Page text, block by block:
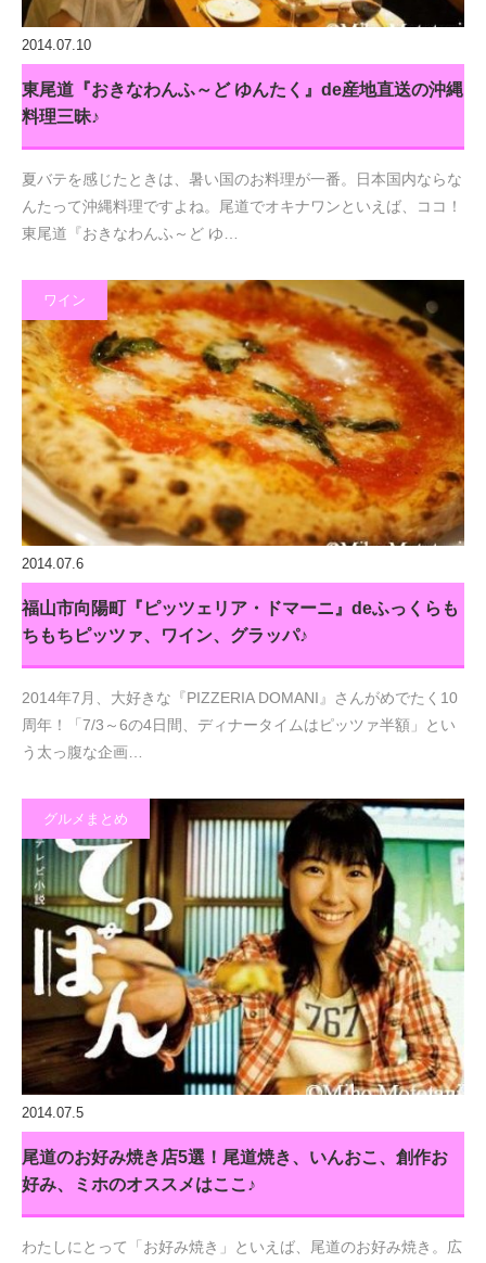
2014.07.10
東尾道『おきなわんふ～ど ゆんたく』de産地直送の沖縄
料理三昧♪
夏バテを感じたときは、暑い国のお料理が一番。日本国内ならな
んたって沖縄料理ですよね。尾道でオキナワンといえば、ココ！
東尾道『おきなわんふ～ど ゆ…
ワイン
2014.07.6
福山市向陽町『ピッツェリア・ドマーニ』deふっくらも
ちもちピッツァ、ワイン、グラッパ♪
2014年7月、大好きな『PIZZERIA DOMANI』さんがめでたく10
周年！「7/3～6の4日間、ディナータイムはピッツァ半額」とい
う太っ腹な企画…
グルメまとめ
2014.07.5
尾道のお好み焼き店5選！尾道焼き、いんおこ、創作お
好み、ミホのオススメはここ♪
わたしにとって「お好み焼き」といえば、尾道のお好み焼き。広